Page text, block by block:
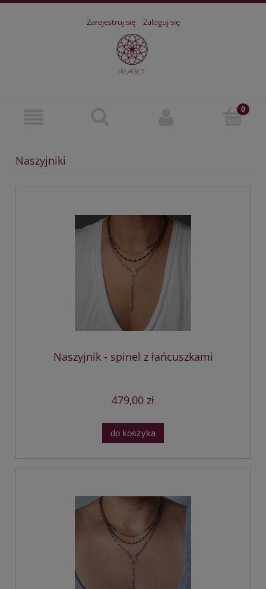
Zarejestruj się Zaloguj się
Naszyjniki
Naszyjnik - spinel z łańcuszkami
479,00 zł
do koszyka